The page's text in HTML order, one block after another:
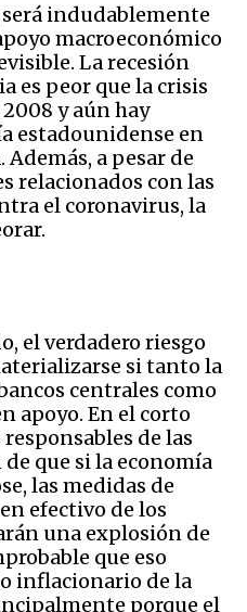
indudablemente
macroeconómico
La recesión
es peor que la crisis
y aún hay
estadounidense en
a pesar de
relacionados con las
el coronavirus, la
el verdadero riesgo
si tanto la
centrales como
apoyo. En el corto
de las
que si la economía
las medidas de
efectivo de los
una explosión de
que eso
inflacionario de la
porque el